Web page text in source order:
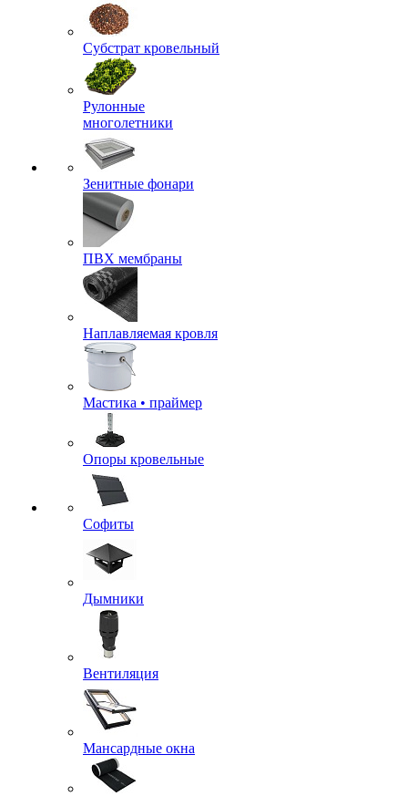
Субстрат кровельный
Рулонные
многолетники
Зенитные фонари
ПВХ мембраны
Наплавляемая кровля
Мастика • праймер
Опоры кровельные
Софиты
Дымники
Вентиляция
Мансардные окна